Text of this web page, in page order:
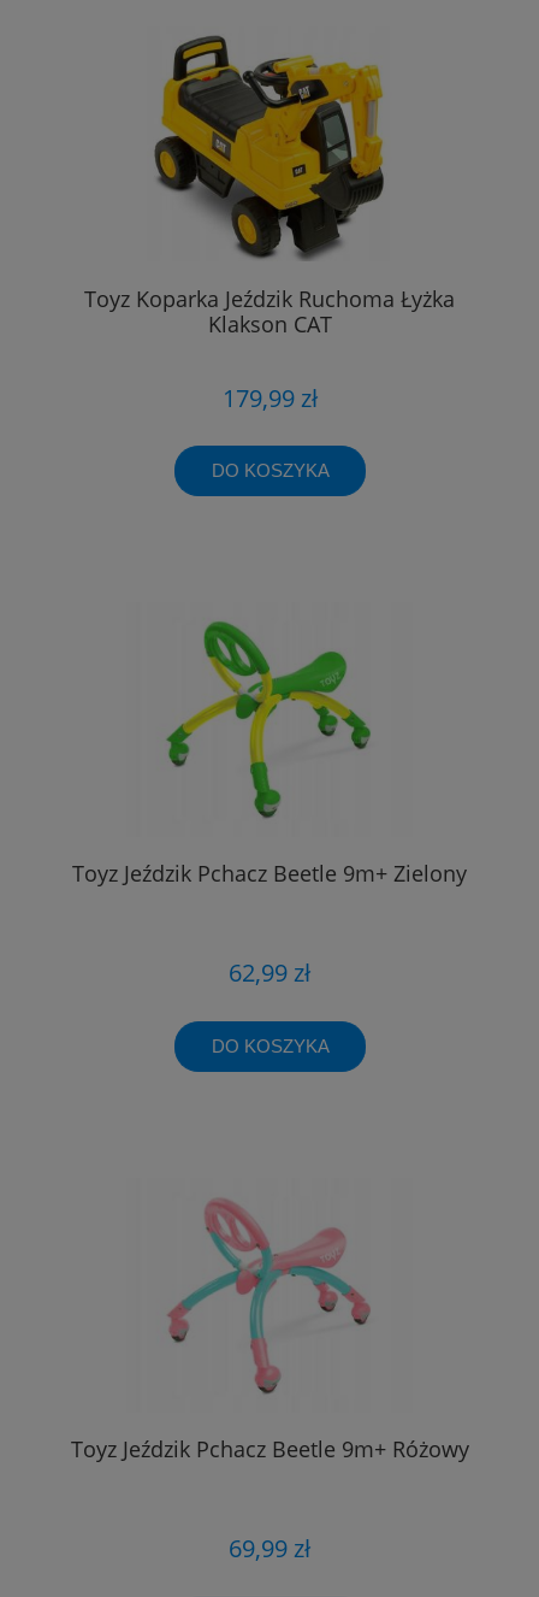
Toyz Koparka Jeździk Ruchoma Łyżka
Klakson CAT
179,99 zł
DO KOSZYKA
Toyz Jeździk Pchacz Beetle 9m+ Zielony
62,99 zł
DO KOSZYKA
Toyz Jeździk Pchacz Beetle 9m+ Różowy
69,99 zł